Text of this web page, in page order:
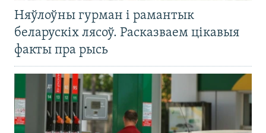
Няўлоўны гурман і рамантык
беларускіх лясоў. Расказваем цікавыя
факты пра рысь